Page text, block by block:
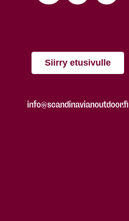
Siirry etusivulle
info@scandinavianoutdoor.fi